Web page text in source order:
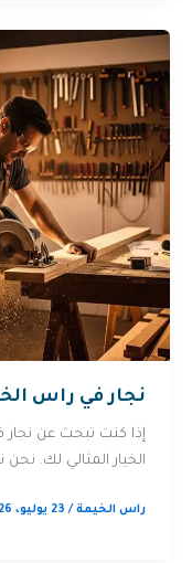
نجار في راس
إذا كنت تبحث عن
الخيار المثالي لك. نحن
راس الخيمة/ 23 يوليو، 2026